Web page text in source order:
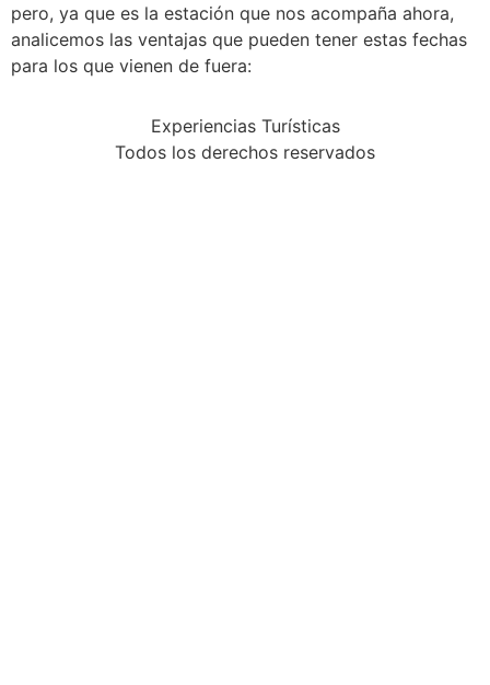
pero, ya que es la estación que nos acompaña ahora,
analicemos las ventajas que pueden tener estas fechas
para los que vienen de fuera:
Experiencias Turísticas
Todos los derechos reservados